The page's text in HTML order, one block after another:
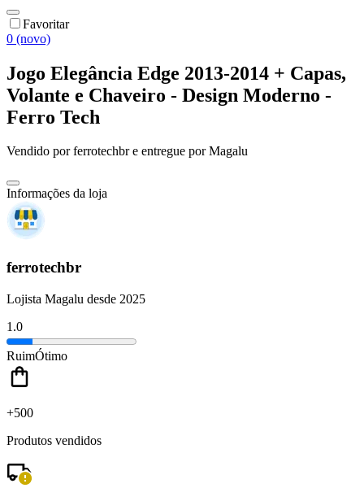
Favoritar
0 (novo)
Jogo Elegância Edge 2013-2014 + Capas,
Volante e Chaveiro - Design Moderno -
Ferro Tech
Vendido porferrotechbre entregue por Magalu
Informações da loja
ferrotechbr
Lojista Magalu desde 2025
1.0
RuimÓtimo
+500
Produtos vendidos